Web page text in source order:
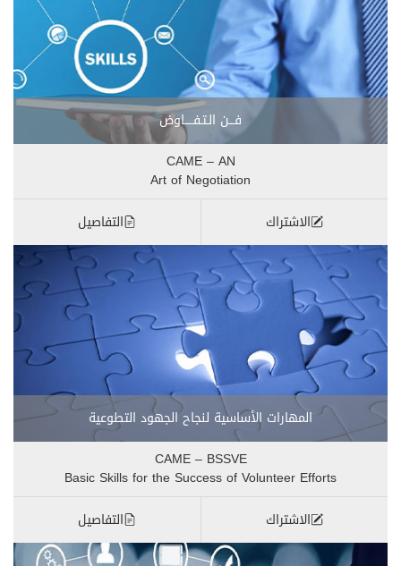
فـــن الـتـفـــــاوض
CAME – AN
Art of Negotiation
الاشتراك
التفاصيل
المهارات الأساسية لنجاح الجهود التطوعية
CAME – BSSVE
Basic Skills for the Success of Volunteer Efforts
الاشتراك
التفاصيل